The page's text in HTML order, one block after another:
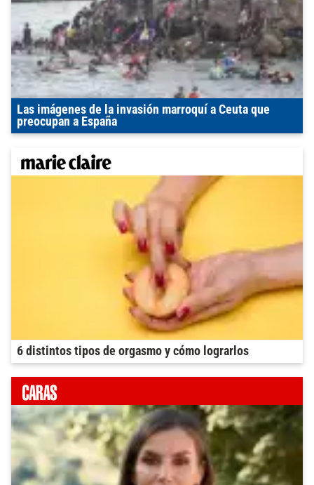
Las imágenes de la invasión marroquí a Ceuta que
preocupan a España
6 distintos tipos de orgasmo y cómo lograrlos